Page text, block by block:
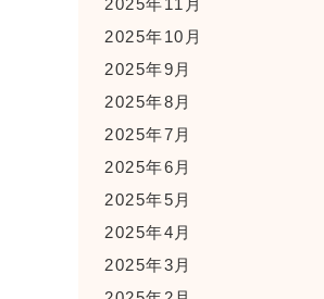
2025年11月
2025年10月
2025年9月
2025年8月
2025年7月
2025年6月
2025年5月
2025年4月
2025年3月